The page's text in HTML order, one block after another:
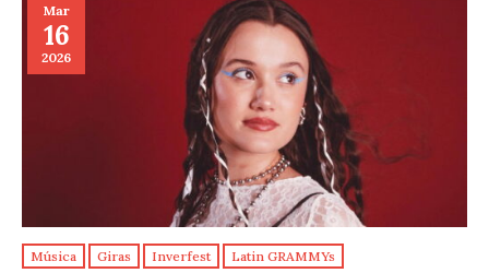
Mar
16
2026
Música Giras Inverfest Latin GRAMMYs